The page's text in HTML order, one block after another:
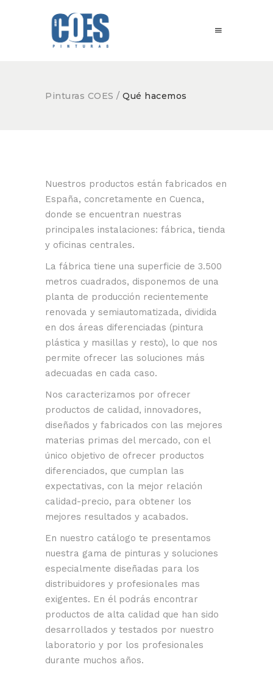
Pinturas COES / Qué hacemos
Nuestros productos están fabricados en
España, concretamente en Cuenca,
donde se encuentran nuestras
principales instalaciones: fábrica, tienda
y oficinas centrales.
La fábrica tiene una superficie de 3.500
metros cuadrados, disponemos de una
planta de producción recientemente
renovada y semiautomatizada, dividida
en dos áreas diferenciadas (pintura
plástica y masillas y resto), lo que nos
permite ofrecer las soluciones más
adecuadas en cada caso.
Nos caracterizamos por ofrecer
productos de calidad, innovadores,
diseñados y fabricados con las mejores
materias primas del mercado, con el
único objetivo de ofrecer productos
diferenciados, que cumplan las
expectativas, con la mejor relación
calidad-precio, para obtener los
mejores resultados y acabados.
En nuestro catálogo te presentamos
nuestra gama de pinturas y soluciones
especialmente diseñadas para los
distribuidores y profesionales mas
exigentes. En él podrás encontrar
productos de alta calidad que han sido
desarrollados y testados por nuestro
laboratorio y por los profesionales
durante muchos años.